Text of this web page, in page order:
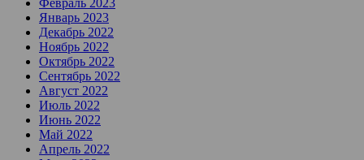
Январь 2023
Декабрь 2022
Ноябрь 2022
Октябрь 2022
Сентябрь 2022
Август 2022
Июль 2022
Июнь 2022
Май 2022
Апрель 2022